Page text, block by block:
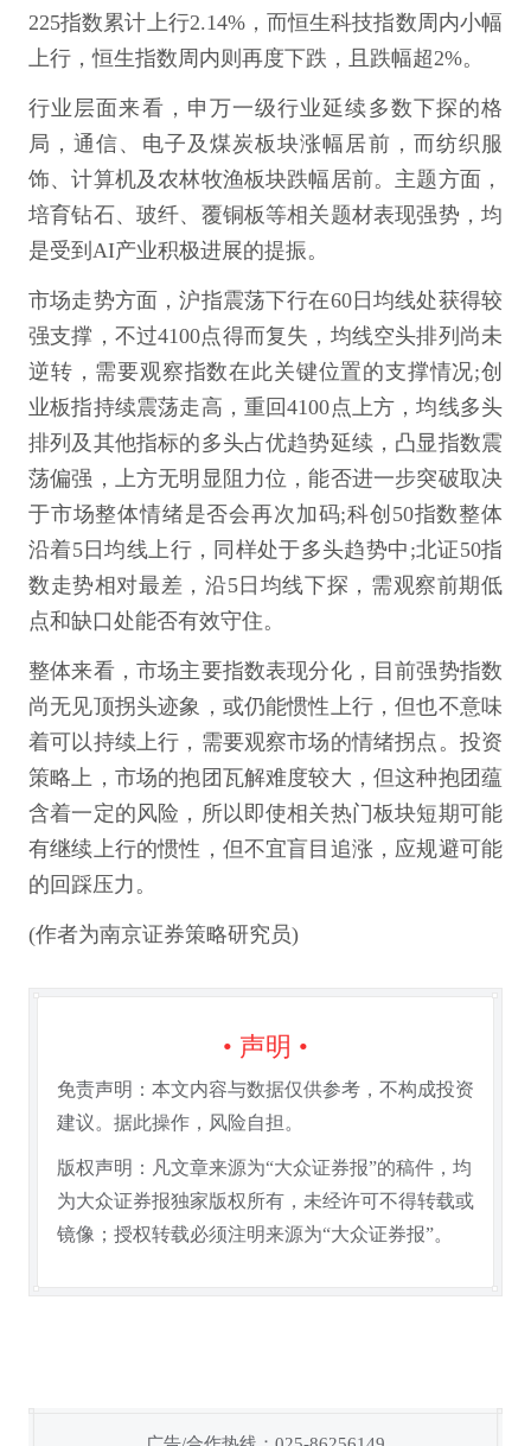
225指数累计上行2.14%，而恒生科技指数周内小幅
上行，恒生指数周内则再度下跌，且跌幅超2%。
行业层面来看，申万一级行业延续多数下探的格
局，通信、电子及煤炭板块涨幅居前，而纺织服
饰、计算机及农林牧渔板块跌幅居前。主题方面，
培育钻石、玻纤、覆铜板等相关题材表现强势，均
是受到AI产业积极进展的提振。
市场走势方面，沪指震荡下行在60日均线处获得较
强支撑，不过4100点得而复失，均线空头排列尚未
逆转，需要观察指数在此关键位置的支撑情况;创
业板指持续震荡走高，重回4100点上方，均线多头
排列及其他指标的多头占优趋势延续，凸显指数震
荡偏强，上方无明显阻力位，能否进一步突破取决
于市场整体情绪是否会再次加码;科创50指数整体
沿着5日均线上行，同样处于多头趋势中;北证50指
数走势相对最差，沿5日均线下探，需观察前期低
点和缺口处能否有效守住。
整体来看，市场主要指数表现分化，目前强势指数
尚无见顶拐头迹象，或仍能惯性上行，但也不意味
着可以持续上行，需要观察市场的情绪拐点。投资
策略上，市场的抱团瓦解难度较大，但这种抱团蕴
含着一定的风险，所以即使相关热门板块短期可能
有继续上行的惯性，但不宜盲目追涨，应规避可能
的回踩压力。
(作者为南京证券策略研究员)
• 声明 •
免责声明：本文内容与数据仅供参考，不构成投资
建议。据此操作，风险自担。
版权声明：凡文章来源为“大众证券报”的稿件，均
为大众证券报独家版权所有，未经许可不得转载或
镜像；授权转载必须注明来源为“大众证券报”。